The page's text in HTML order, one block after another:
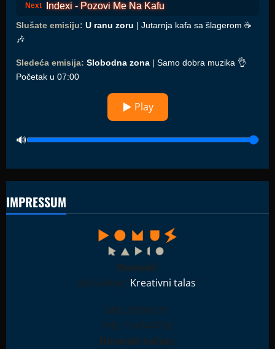
Next Indexi - Pozovi Me Na Kafu
Slušate emisiju: U ranu zoru | Jutarnja kafa sa šlagerom ☕️
🎶
Sledeća emisija: Slobodna zona | Samo dobra muzika 👌
Početak u 07:00
▶ Play
IMPRESSUM
Osnivač:
Udruženje "Kreativni talas"
MB: 28396511
PIB: 114944708
Dinarski račun: